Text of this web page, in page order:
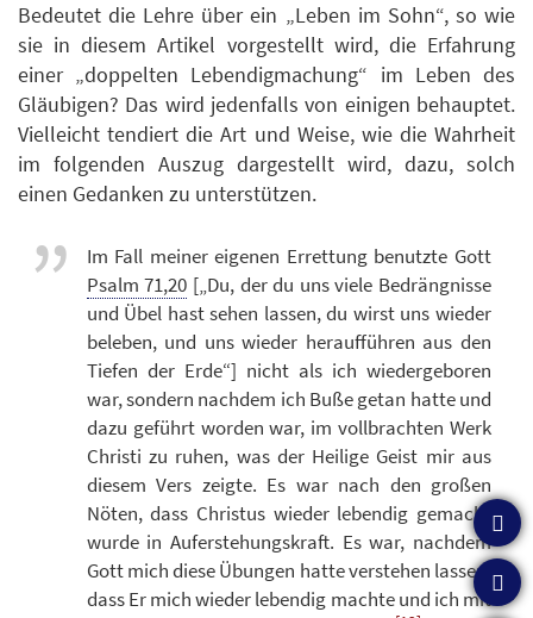
Bedeutet die Lehre über ein „Leben im Sohn“, so wie
sie in diesem Artikel vorgestellt wird, die Erfahrung
einer „doppelten Lebendigmachung“ im Leben des
Gläubigen? Das wird jedenfalls von einigen behauptet.
Vielleicht tendiert die Art und Weise, wie die Wahrheit
im folgenden Auszug dargestellt wird, dazu, solch
einen Gedanken zu unterstützen.
Im Fall meiner eigenen Errettung benutzte Gott
Psalm 71,20 [„Du, der du uns viele Bedrängnisse
und Übel hast sehen lassen, du wirst uns wieder
beleben, und uns wieder heraufführen aus den
Tiefen der Erde“] nicht als ich wiedergeboren
war, sondern nachdem ich Buße getan hatte und
dazu geführt worden war, im vollbrachten Werk
Christi zu ruhen, was der Heilige Geist mir aus
diesem Vers zeigte. Es war nach den großen
Nöten, dass Christus wieder lebendig gemacht
wurde in Auferstehungskraft. Es war, nachdem
Gott mich diese Übungen hatte verstehen lassen,
dass Er mich wieder lebendig machte und ich mit